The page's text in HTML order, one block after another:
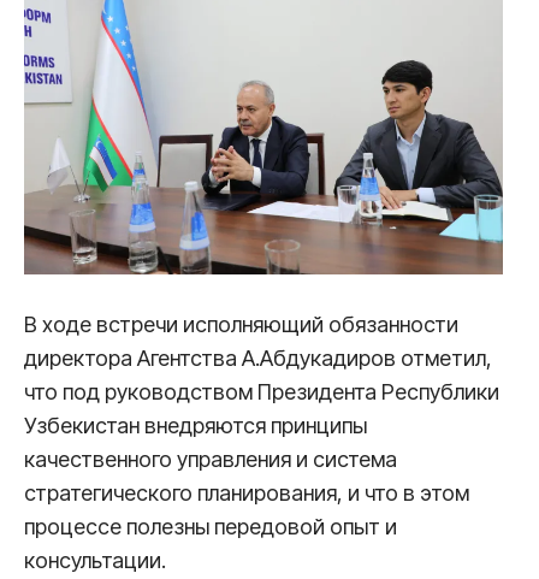
В ходе встречи исполняющий обязанности
директора Агентства А.Абдукадиров отметил,
что под руководством Президента Республики
Узбекистан внедряются принципы
качественного управления и система
стратегического планирования, и что в этом
процессе полезны передовой опыт и
консультации.